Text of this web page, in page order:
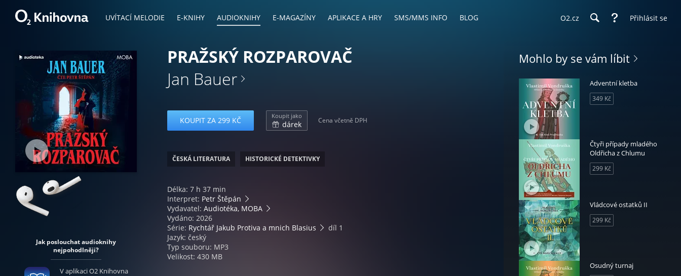
UVÍTACÍ MELODIE E-KNIHY AUDIOKNIHY E-MAGAZÍNY APLIKACE A HRY SMS/MMS INFO BLOG O2.cz Přihlásit se
Jak poslouchat audioknihy
nejpohodlněji?
V aplikaci O2 Knihovna
PRAŽSKÝ ROZPAROVAČ
Jan Bauer
KOUPIT ZA 299 KČ Koupit jako
dárek Cena včetně DPH
ČESKÁ LITERATURA HISTORICKÉ DETEKTIVKY
Délka: 7 h 37 min
Interpret: Petr Štěpán
Vydavatel: Audiotéka, MOBA
Vydáno: 2026
Série: Rychtář Jakub Protiva a mnich Blasius
díl 1
Jazyk: český
Typ souboru: MP3
Velikost: 430 MB
Mohlo by se vám líbit
Adventní kletba
349 Kč
Čtyři případy mladého
Oldřicha z Chlumu
299 Kč
Vládcové ostatků II
299 Kč
Osudný turnaj